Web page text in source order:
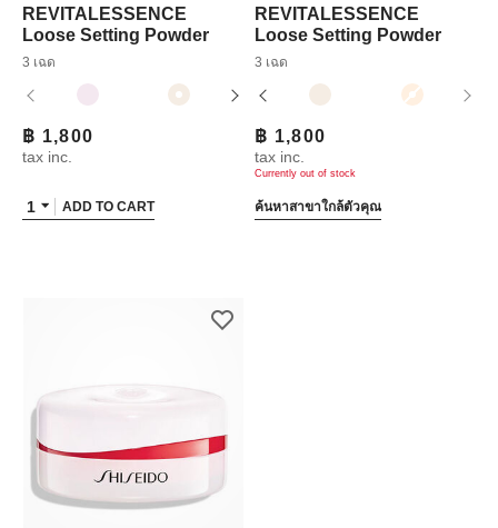
REVITALESSENCE
Loose Setting Powder
3 เฉด
฿ 1,800
tax inc.
1 ADD TO CART
REVITALESSENCE
Loose Setting Powder
3 เฉด
฿ 1,800
tax inc.
Currently out of stock
ค้นหาสาขาใกล้ตัวคุณ